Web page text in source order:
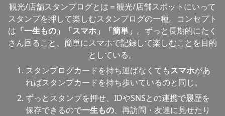
観光/店舗スタンプログとは＝観光/店舗スポットにいって
スタンプを押して楽しむスタンプログの一種。コンセプト
は 「一生もの」「スマホ」「簡単」 。ずっと長期的にたく
さん回ること、簡単にスマホで記録して楽しむことを目的
としている。
スタンプログカードを持ち運ばなくてもスマホがあ
ればスタンプカードを持ち歩いているのと同じ。
ずっとスタンプを押せ、IDやSNSとの連携で履歴を
保存できるので一生もの、再訪問・友達に見せたり